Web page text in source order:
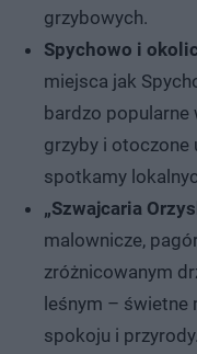
grzybowych.
Spychowo i
miejsca jak
bardzo popularne
grzyby i otoczone
spotkamy
„Szwajcaria
malownicze,
zróżnicowanym
leśnym – świetne
spokoju i przyrody.